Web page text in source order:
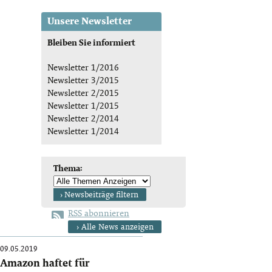
Unsere Newsletter
Bleiben Sie informiert
Newsletter 1/2016
Newsletter 3/2015
Newsletter 2/2015
Newsletter 1/2015
Newsletter 2/2014
Newsletter 1/2014
Thema:
› Newsbeiträge filtern
RSS abonnieren
› Alle News anzeigen
09.05.2019
Amazon haftet für